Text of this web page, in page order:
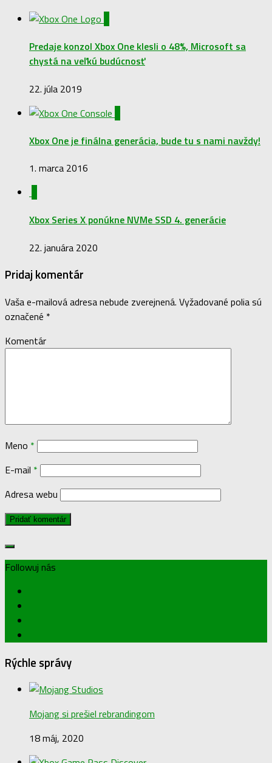
Predaje konzol Xbox One klesli o 48%, Microsoft sa
chystá na veľkú budúcnosť
22. júla 2019
Xbox One je finálna generácia, bude tu s nami navždy!
1. marca 2016
Xbox Series X ponúkne NVMe SSD 4. generácie
22. januára 2020
Pridaj komentár
Vaša e-mailová adresa nebude zverejnená. Vyžadované polia sú
označené *
Komentár
Meno *
E-mail *
Adresa webu
Followuj nás
Rýchle správy
Mojang si prešiel rebrandingom
18 máj, 2020